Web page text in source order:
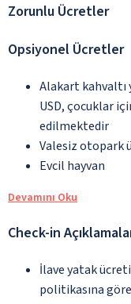
Zorunlu Ücretler
Opsiyonel Ücretler
Alakart kahvaltı
USD, çocuklar
edilmektedir
Valesiz otopark
Evcil hayvan
Devamını Oku
Check-in
İlave yatak
politikasına